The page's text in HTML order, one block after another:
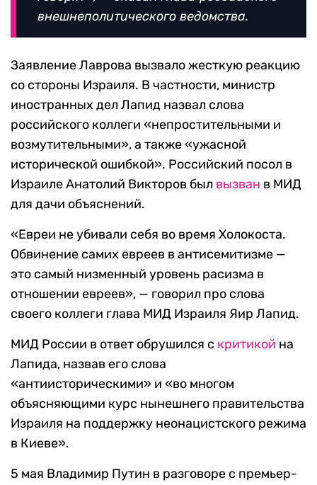
внешнеполитического ведомства.
Заявление Лаврова вызвало жесткую реакцию
со стороны Израиля. В частности, министр
иностранных дел Лапид назвал слова
российского коллеги «непростительными и
возмутительными», а также «ужасной
исторической ошибкой». Российский посол в
Израиле Анатолий Викторов был вызван в МИД
для дачи объяснений.
«Евреи не убивали себя во время Холокоста.
Обвинение самих евреев в антисемитизме —
это самый низменный уровень расизма в
отношении евреев», — говорил про слова
своего коллеги глава МИД Израиля Яир Лапид.
МИД России в ответ обрушился с критикой на
Лапида, назвав его слова
«антиисторическими» и «во многом
объясняющими курс нынешнего правительства
Израиля на поддержку неонацистского режима
в Киеве».
5 мая Владимир Путин в разговоре с премьер-